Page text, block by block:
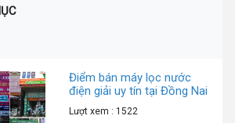
Điểm bán máy lọc nước
điện giải uy tín tại Đồng Nai
Lượt xem : 1522